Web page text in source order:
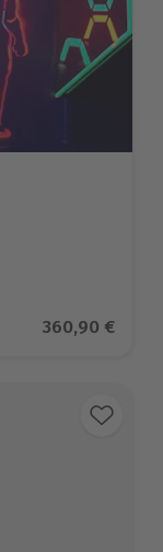
Aktueller
360,90 €